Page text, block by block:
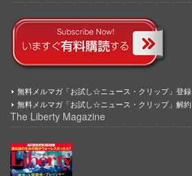
無料メルマガ「お試し☆ニュース・クリップ」登録
無料メルマガ「お試し☆ニュース・クリップ」解約
The Liberty Magazine